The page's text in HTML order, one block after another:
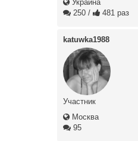
Украина
250 / 481 раз
katuwka1988
Участник
Москва
95